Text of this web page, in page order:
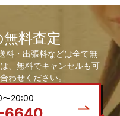
無料査定
料・出張料などは全て無
、無料でキャンセルも可
わせください。
〜20:00
6640